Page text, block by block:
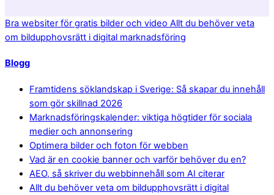
Bra websiter för gratis bilder och video Allt du behöver veta
om bildupphovsrätt i digital marknadsföring
Blogg
Framtidens söklandskap i Sverige: Så skapar du innehåll
som gör skillnad 2026
Marknadsföringskalender: viktiga högtider för sociala
medier och annonsering
Optimera bilder och foton för webben
Vad är en cookie banner och varför behöver du en?
AEO, så skriver du webbinnehåll som AI citerar
Allt du behöver veta om bildupphovsrätt i digital